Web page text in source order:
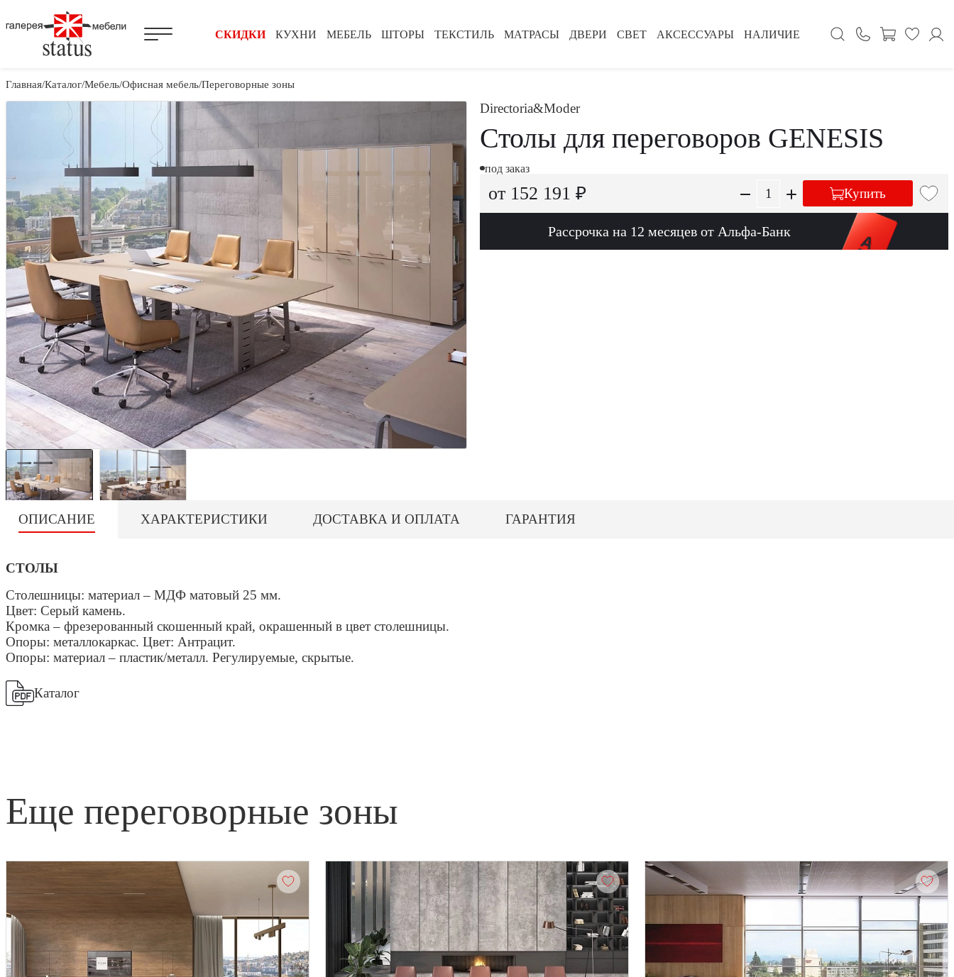
КУХНИ МЕБЕЛЬ ШТОРЫ ТЕКСТИЛЬ МАТРАСЫ ДВЕРИ СВЕТ АКСЕССУАРЫ НАЛИЧИЕ
СКИДКИ
Главная Каталог Мебель Офисная мебель Переговорные зоны
Directoria&Moder
Столы для переговоров GENESIS
под заказ
от 152 191 ₽ Купить
Рассрочка на 12 месяцев от Альфа-Банк
ОПИСАНИЕ ХАРАКТЕРИСТИКИ ДОСТАВКА И ОПЛАТА ГАРАНТИЯ
СТОЛЫ
Столешницы: материал – МДФ матовый 25 мм.
Цвет: Серый камень.
Кромка – фрезерованный скошенный край, окрашенный в цвет столешницы.
Опоры: металлокаркас. Цвет: Антрацит.
Опоры: материал – пластик/металл. Регулируемые, скрытые.
Каталог
еще переговорные зоны